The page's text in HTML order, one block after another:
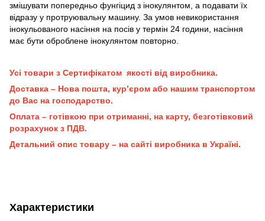
змішувати попередньо фунгіцид з інокулянтом, а подавати їх
відразу у протруювальну машину. За умов невикористання
інокульованого насіння на посів у термін 24 години, насіння
має бути оброблене інокулянтом повторно.
Усі товари з Сертифікатом якості від виробника.
Доставка – Нова пошта, кур’єром або нашим транспортом
до Вас на господарство.
Оплата – готівкою при отриманні, на карту, безготівковий
розрахунок з ПДВ.
Детальний опис товару – на сайті виробника в Україні.
Характеристики